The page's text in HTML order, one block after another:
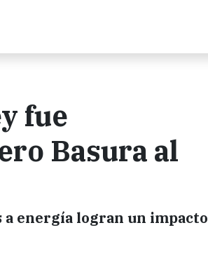
fue
Basura al
energía logran un impacto